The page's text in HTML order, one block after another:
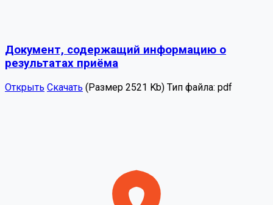
Документ, содержащий информацию о
результатах приёма
Открыть Скачать (Размер 2521 Kb) Тип файла: pdf